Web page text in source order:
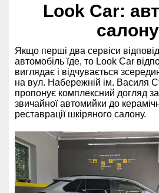
Look Car:
Якщо перші два сервіси
автомобіль їде, то Look Car
виглядає і відчувається
на вул. Набережній ім. Василя
пропонує комплексний догляд
звичайної автомийки до
реставрації шкіряного салону.